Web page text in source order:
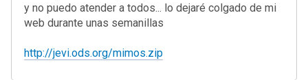
y no puedo atender a todos... lo dejaré colgado de mi
web durante unas semanillas
http://jevi.ods.org/mimos.zip